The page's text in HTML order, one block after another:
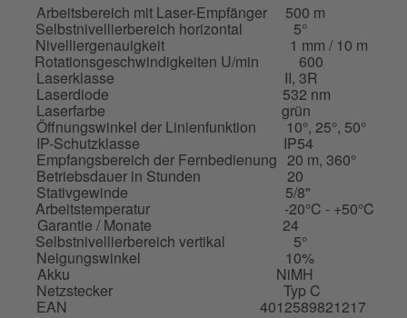
Arbeitsbereich mit Laser-Empfänger
500 m
Selbstnivellierbereich horizontal 5°
Nivelliergenauigkeit 1 mm / 10 m
Rotationsgeschwindigkeiten U/min 600
Laserklasse II, 3R
Laserdiode 532 nm
Laserfarbe grün
Öffnungswinkel der Linienfunktion 10°, 25°, 50°
IP-Schutzklasse IP54
Empfangsbereich der Fernbedienung 20 m, 360°
Betriebsdauer in Stunden 20
Stativgewinde 5/8"
Arbeitstemperatur -20°C - +50°C
Garantie / Monate 24
Selbstnivellierbereich vertikal 5°
Neigungswinkel 10%
Akku NiMH
Netzstecker Typ C
EAN
4012589821217